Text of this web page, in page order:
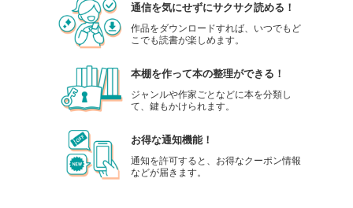
通信を気にせずにサクサク読める！
作品をダウンロードすれば、いつでもど
こでも読書が楽しめます。
本棚を作って本の整理ができる！
ジャンルや作家ごとなどに本を分類し
て、鍵もかけられます。
お得な通知機能！
通知を許可すると、お得なクーポン情報
などが届きます。